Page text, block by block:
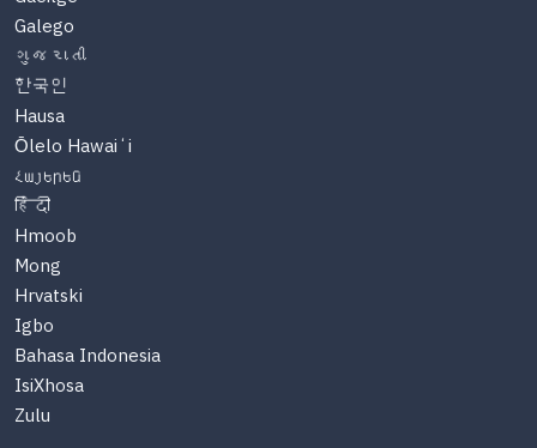
Galego
ગુજરાતી
한국인
Hausa
Ōlelo Hawaiʻi
Հայերեն
हिंदी
Hmoob
Mong
Hrvatski
Igbo
Bahasa Indonesia
IsiXhosa
Zulu